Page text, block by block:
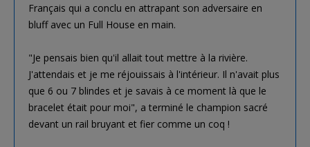
Français qui a conclu en attrapant son adversaire en
bluff avec un Full House en main.
"Je pensais bien qu'il allait tout mettre à la rivière.
J'attendais et je me réjouissais à l'intérieur. Il n'avait plus
que 6 ou 7 blindes et je savais à ce moment là que le
bracelet était pour moi", a terminé le champion sacré
devant un rail bruyant et fier comme un coq !